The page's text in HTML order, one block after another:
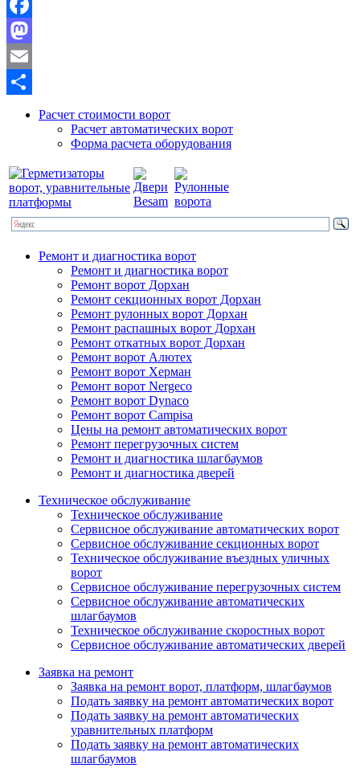
Facebook
Mastodon
Email
Отправить
Расчет стоимости ворот
Расчет автоматических ворот
Форма расчета оборудования
Ремонт и диагностика ворот
Ремонт и диагностика ворот
Ремонт ворот Дорхан
Ремонт секционных ворот Дорхан
Ремонт рулонных ворот Дорхан
Ремонт распашных ворот Дорхан
Ремонт откатных ворот Дорхан
Ремонт ворот Алютех
Ремонт ворот Херман
Ремонт ворот Nergeco
Ремонт ворот Dynaco
Ремонт ворот Campisa
Цены на ремонт автоматических ворот
Ремонт перегрузочных систем
Ремонт и диагностика шлагбаумов
Ремонт и диагностика дверей
Техническое обслуживание
Техническое обслуживание
Сервисное обслуживание автоматических ворот
Сервисное обслуживание секционных ворот
Техническое обслуживание въездных уличных
ворот
Сервисное обслуживание перегрузочных систем
Сервисное обслуживание автоматических
шлагбаумов
Техническое обслуживание скоростных ворот
Сервисное обслуживание автоматических дверей
Заявка на ремонт
Заявка на ремонт ворот, платформ, шлагбаумов
Подать заявку на ремонт автоматических ворот
Подать заявку на ремонт автоматических
уравнительных платформ
Подать заявку на ремонт автоматических
шлагбаумов